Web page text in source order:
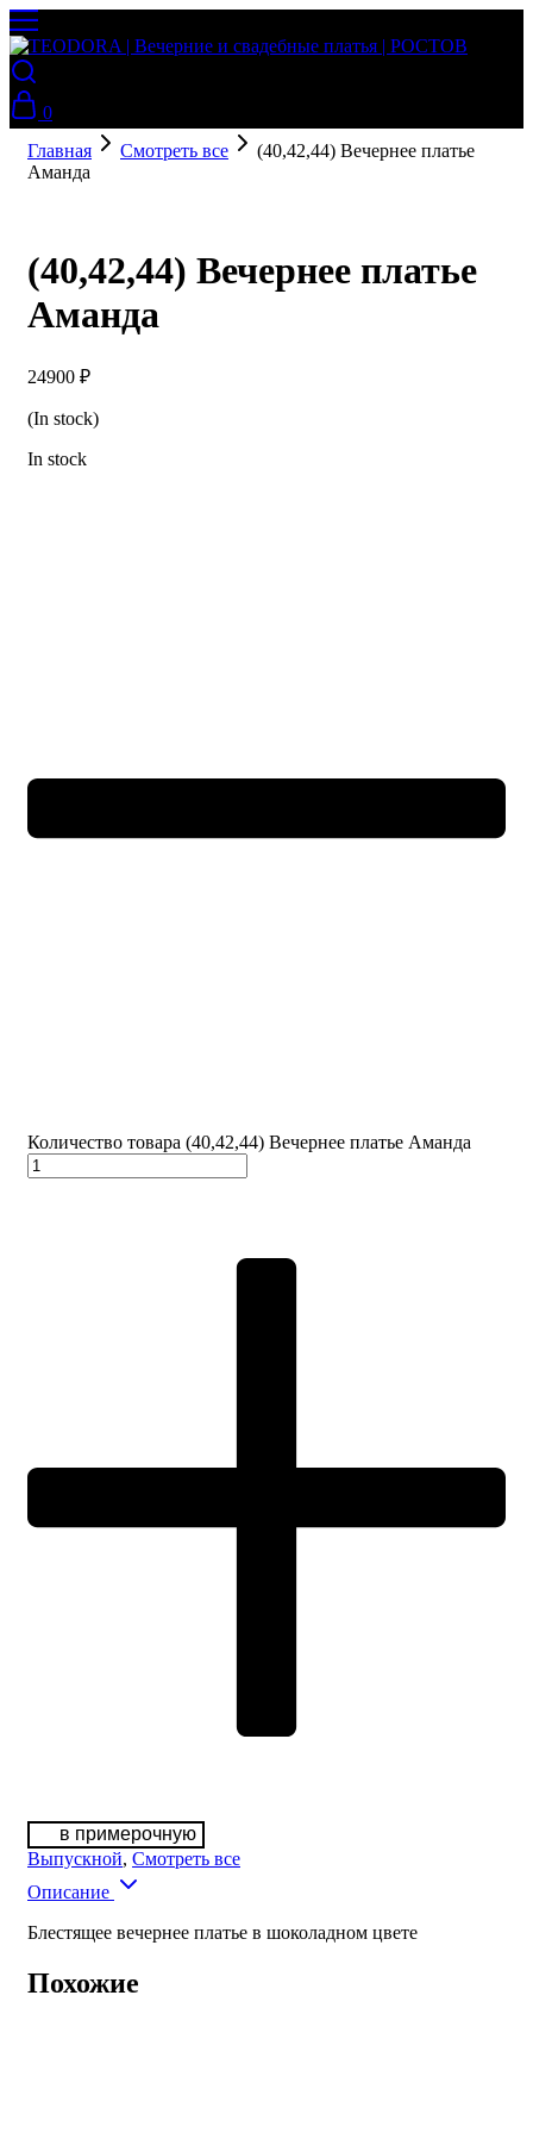
0
Главная
Смотреть все
(40,42,44) Вечернее платье
Аманда
(40,42,44) Вечернее платье
Аманда
24900 ₽
(In stock)
In stock
Количество товара (40,42,44) Вечернее платье Аманда
в примерочную
Выпускной, Смотреть все
Описание
Блестящее вечернее платье в шоколадном цвете
Похожие